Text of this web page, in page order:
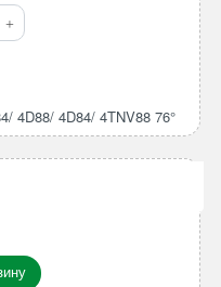
4D88/ 4D84/ 4TNV88 76°